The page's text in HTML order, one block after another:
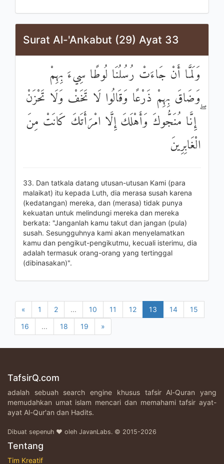
Surat Al-'Ankabut (29) Ayat 33
وَلَمَّا أَنْ جَاءَتْ رُسُلُنَا لُوطًا سِيءَ بِهِمْ
وَضَاقَ بِهِمْ ذَرْعًا وَقَالُوا لَا تَخَفْ وَلَا تَحْزَنْ
ۖ إِنَّا مُنَجُّوكَ وَأَهْلَكَ إِلَّا امْرَأَتَكَ كَانَتْ مِنَ
الْغَابِرِينَ
33. Dan tatkala datang utusan-utusan Kami (para
malaikat) itu kepada Luth, dia merasa susah karena
(kedatangan) mereka, dan (merasa) tidak punya
kekuatan untuk melindungi mereka dan mereka
berkata: "Janganlah kamu takut dan jangan (pula)
susah. Sesungguhnya kami akan menyelamatkan
kamu dan pengikut-pengikutmu, kecuali isterimu, dia
adalah termasuk orang-orang yang tertinggal
(dibinasakan)".
« 1 2 ... 10 11 12 13 14
15
16
... 18 19 »
TafsirQ.com
adalah sebuah search engine khusus tafsir Al-Quran yang
memudahkan umat islam mencari dan memahami tafsir ayat-
ayat Al-Qur'an dan Hadits.
Dibuat sepenuh ♥ oleh JavanLabs. © 2015-2026
Tentang
Tim Kreatif